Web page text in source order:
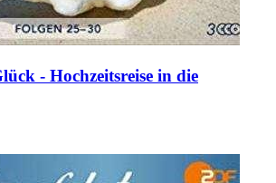
- Hochzeitsreise in die